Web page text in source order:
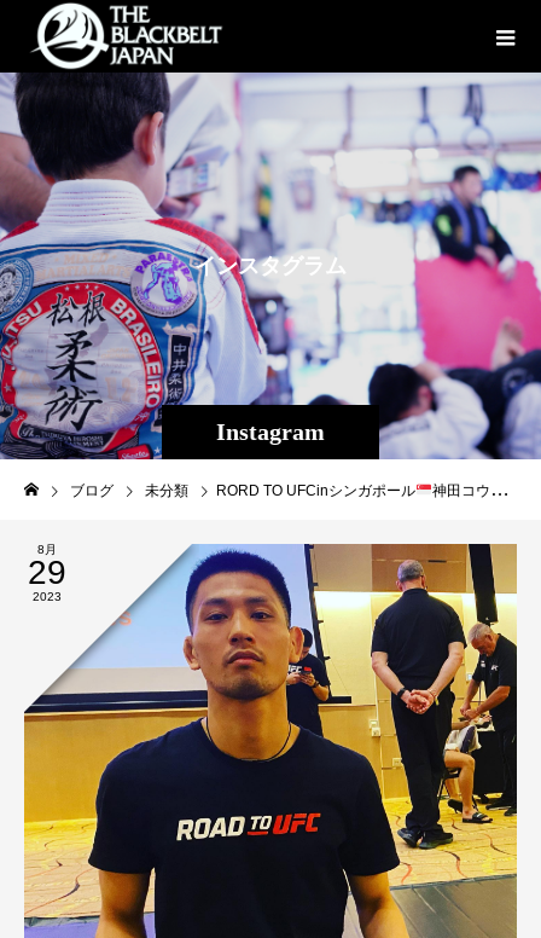
Instagram
インスタグラ ム
ブログ 未分類 RORD TO UFCinシンガポール 神田コウヤ（パラエストラ松戸）今回アップ相手をして17年前共に練習をしていた頃がFash back。逞しく成長したなあ、と。相手の前進が支持され僅差で敗れはしたももののまだまだ旅途中、これからだ。この経験を背負ってより強くなれ！#UFC#RoadToUFC #神田コウヤ
8月
29
2023